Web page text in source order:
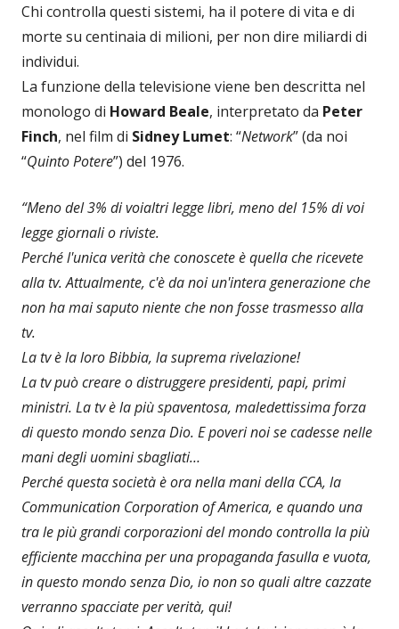
Chi controlla questi sistemi, ha il potere di vita e di
morte su centinaia di milioni, per non dire miliardi di
individui.
La funzione della televisione viene ben descritta nel
monologo di Howard Beale, interpretato da Peter
Finch, nel film di Sidney Lumet: “Network” (da noi
“Quinto Potere”) del 1976.
“Meno del 3% di voialtri legge libri, meno del 15% di voi
legge giornali o riviste.
Perché l'unica verità che conoscete è quella che ricevete
alla tv. Attualmente, c'è da noi un'intera generazione che
non ha mai saputo niente che non fosse trasmesso alla
tv.
La tv è la loro Bibbia, la suprema rivelazione!
La tv può creare o distruggere presidenti, papi, primi
ministri. La tv è la più spaventosa, maledettissima forza
di questo mondo senza Dio. E poveri noi se cadesse nelle
mani degli uomini sbagliati…
Perché questa società è ora nella mani della CCA, la
Communication Corporation of America, e quando una
tra le più grandi corporazioni del mondo controlla la più
efficiente macchina per una propaganda fasulla e vuota,
in questo mondo senza Dio, io non so quali altre cazzate
verranno spacciate per verità, qui!